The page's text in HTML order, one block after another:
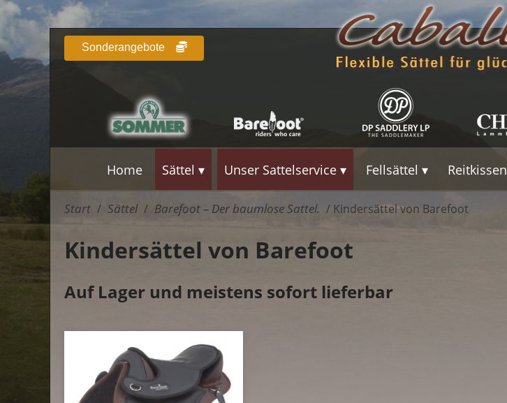
Sonderangebote
Home Sättel Unser Sattelservice Fellsättel Reitkissen
Start / Sättel / Barefoot – Der baumlose Sattel. / Kindersättel von Barefoot
Kindersättel von Barefoot
Auf Lager und meistens sofort lieferbar